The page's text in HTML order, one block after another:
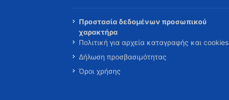
Προστασία δεδομένων προσωπικού
χαρακτήρα
Πολιτική για αρχεία καταγραφής και cookies
Δήλωση προσβασιμότητας
Όροι χρήσης